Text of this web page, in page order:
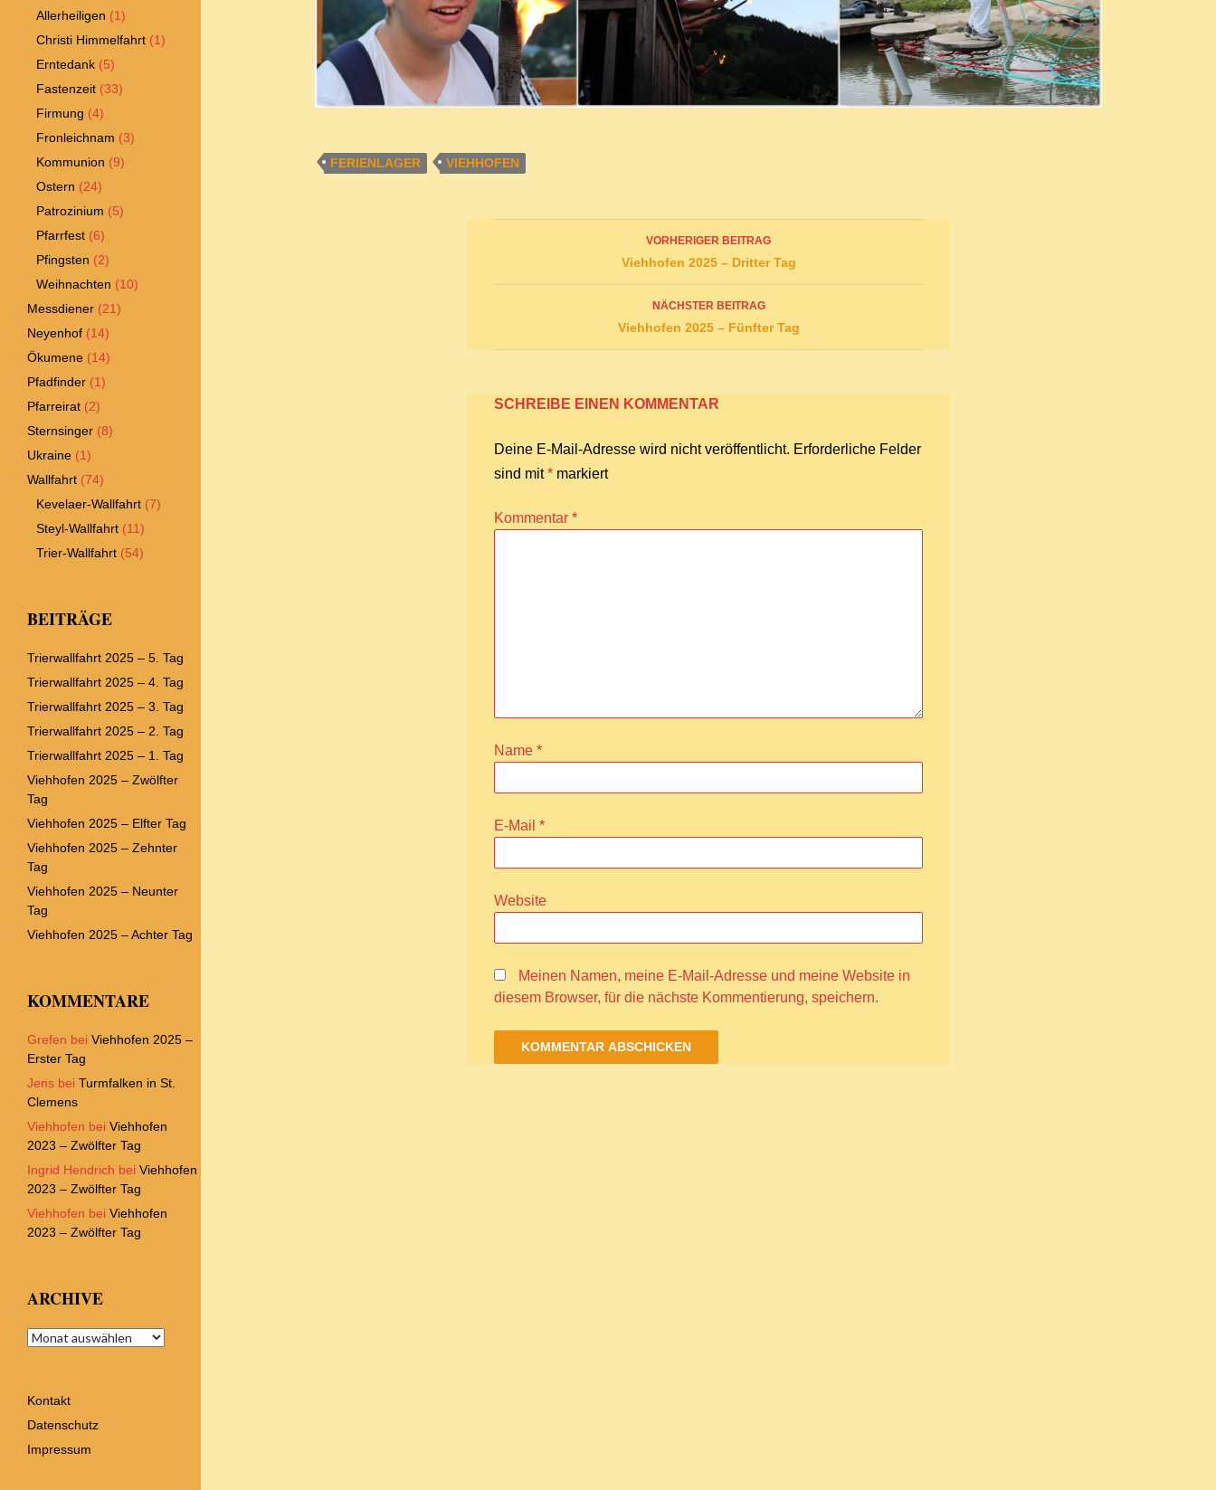
FERIENLAGER VIEHHOFEN
VORHERIGER BEITRAG
Viehhofen 2025 – Dritter Tag
NÄCHSTER BEITRAG
Viehhofen 2025 – Fünfter Tag
SCHREIBE EINEN KOMMENTAR
Deine E-Mail-Adresse wird nicht veröffentlicht. Erforderliche Felder
sind mit* markiert
Kommentar *
Name *
E-Mail *
Website
Meinen Namen, meine E-Mail-Adresse und meine Website in
diesem Browser, für die nächste Kommentierung, speichern.
Allerheiligen (1)
Christi Himmelfahrt (1)
Erntedank (5)
Fastenzeit (33)
Firmung (4)
Fronleichnam (3)
Kommunion (9)
Ostern (24)
Patrozinium (5)
Pfarrfest (6)
Pfingsten (2)
Weihnachten (10)
Messdiener (21)
Neyenhof (14)
Ökumene (14)
Pfadfinder (1)
Pfarreirat (2)
Sternsinger (8)
Ukraine (1)
Wallfahrt (74)
Kevelaer-Wallfahrt (7)
Steyl-Wallfahrt (11)
Trier-Wallfahrt (54)
BEITRÄGE
Trierwallfahrt 2025 – 5. Tag
Trierwallfahrt 2025 – 4. Tag
Trierwallfahrt 2025 – 3. Tag
Trierwallfahrt 2025 – 2. Tag
Trierwallfahrt 2025 – 1. Tag
Viehhofen 2025 – Zwölfter
Tag
Viehhofen 2025 – Elfter Tag
Viehhofen 2025 – Zehnter
Tag
Viehhofen 2025 – Neunter
Tag
Viehhofen 2025 – Achter Tag
KOMMENTARE
Grefen bei Viehhofen 2025 –
Erster Tag
Jens bei Turmfalken in St.
Clemens
Viehhofen bei Viehhofen
2023 – Zwölfter Tag
Ingrid Hendrich bei Viehhofen
2023 – Zwölfter Tag
Viehhofen bei Viehhofen
2023 – Zwölfter Tag
ARCHIVE
Archive
Kontakt
Datenschutz
Impressum